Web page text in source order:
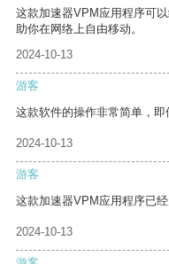
这款加速器VPM应用程序可
助你在网络上自由移动。
2024-10-13
游客
这款软件的操作非常简单，即
2024-10-13
游客
这款加速器VPM应用程序已
2024-10-13